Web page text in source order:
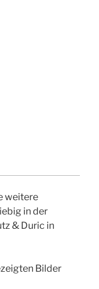
weitere
in der
& Duric in
Bilder